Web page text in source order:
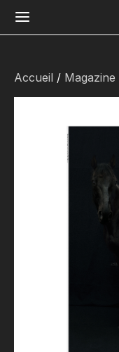
Accueil / Magazine